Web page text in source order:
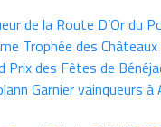
de la Route D’Or du
Trophée des Châteaux
Prix des Fêtes de
Garnier vainqueurs à